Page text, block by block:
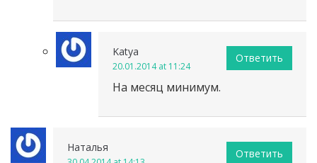
Katya
20.01.2014 at 11:24
На месяц минимум.
Ответить
Наталья Ответить